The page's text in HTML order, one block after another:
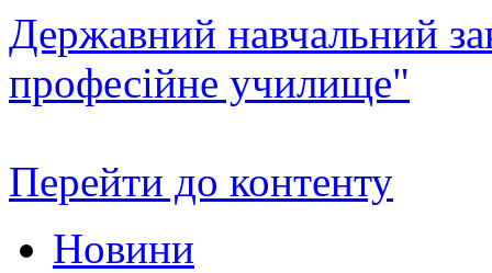
Державний навчальний
професійне училище"
Перейти до контенту
Новини